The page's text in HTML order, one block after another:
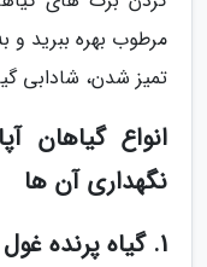
مرطوب بهره ببرید و
تمیز شدن، شادابی
انواع گیاهان
نگهداری آن ها
1. گیاه پرنده غول پیکر بهشتی (گل استرلیتزیا)